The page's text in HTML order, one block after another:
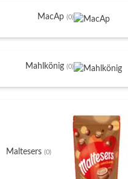
MacAp (0)
Mahlkönig (0)
Maltesers (0)